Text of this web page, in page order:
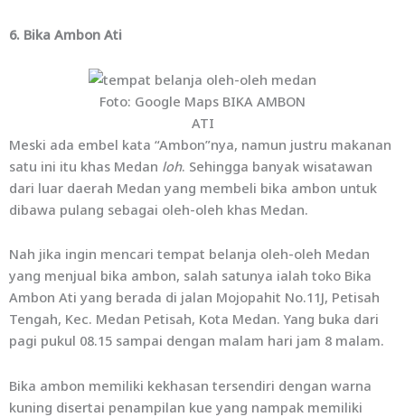
6. Bika Ambon Ati
Foto: Google Maps BIKA AMBON
ATI
Meski ada embel kata “Ambon”nya, namun justru makanan
satu ini itu khas Medan loh. Sehingga banyak wisatawan
dari luar daerah Medan yang membeli bika ambon untuk
dibawa pulang sebagai oleh-oleh khas Medan.
Nah jika ingin mencari tempat belanja oleh-oleh Medan
yang menjual bika ambon, salah satunya ialah toko Bika
Ambon Ati yang berada di jalan Mojopahit No.11J, Petisah
Tengah, Kec. Medan Petisah, Kota Medan. Yang buka dari
pagi pukul 08.15 sampai dengan malam hari jam 8 malam.
Bika ambon memiliki kekhasan tersendiri dengan warna
kuning disertai penampilan kue yang nampak memiliki